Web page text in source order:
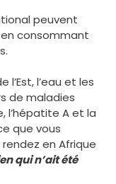
peuvent
consommant
l’Est, l’eau et les
de maladies
l’hépatite A et la
que vous
en Afrique
qui n’ait été